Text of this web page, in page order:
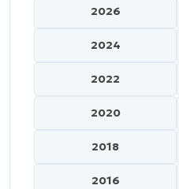
2026
2024
2022
2020
2018
2016